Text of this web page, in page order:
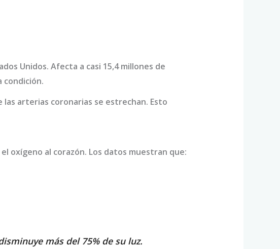
Unidos. Afecta a casi 15,4 millones de
condición.
arterias coronarias se estrechan. Esto
oxígeno al corazón. Los datos muestran que:
más del 75% de su luz.